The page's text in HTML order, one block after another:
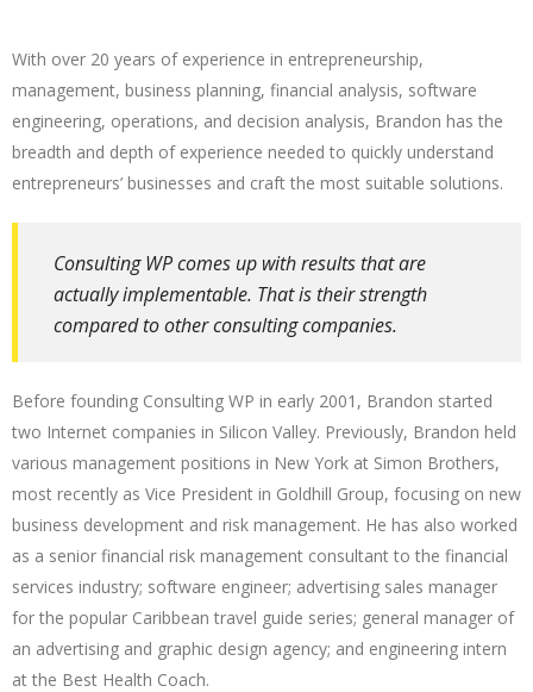
With over 20 years of experience in entrepreneurship,
management, business planning, financial analysis, software
engineering, operations, and decision analysis, Brandon has the
breadth and depth of experience needed to quickly understand
entrepreneurs’ businesses and craft the most suitable solutions.
Consulting WP comes up with results that are
actually implementable. That is their strength
compared to other consulting companies.
Before founding Consulting WP in early 2001, Brandon started
two Internet companies in Silicon Valley. Previously, Brandon held
various management positions in New York at Simon Brothers,
most recently as Vice President in Goldhill Group, focusing on new
business development and risk management. He has also worked
as a senior financial risk management consultant to the financial
services industry; software engineer; advertising sales manager
for the popular Caribbean travel guide series; general manager of
an advertising and graphic design agency; and engineering intern
at the Best Health Coach.